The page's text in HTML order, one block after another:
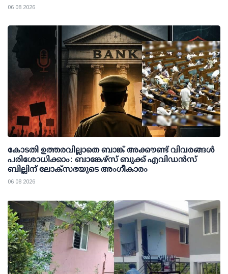
06 08 2026
കോടതി ഉത്തരവില്ലാതെ ബാങ്ക് അക്കൗണ്ട് വിവരങ്ങള്‍
പരിശോധിക്കാം: ബാങ്കേഴ്സ് ബുക്ക് എവിഡന്‍സ്
ബില്ലിന് ലോക്സഭയുടെ അംഗീകാരം
06 08 2026